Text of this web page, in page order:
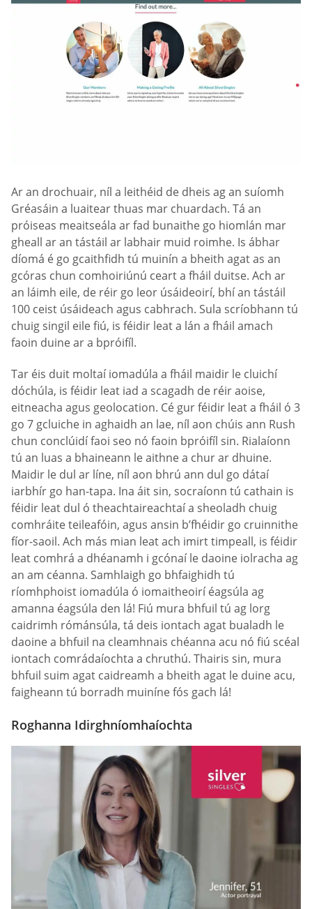
Ar an drochuair, níl a leithéid de dheis ag an suíomh
Gréasáin a luaitear thuas mar chuardach. Tá an
próiseas meaitseála ar fad bunaithe go hiomlán mar
gheall ar an tástáil ar labhair muid roimhe. Is ábhar
díomá é go gcaithfidh tú muinín a bheith agat as an
gcóras chun comhoiriúnú ceart a fháil duitse. Ach ar
an láimh eile, de réir go leor úsáideoirí, bhí an tástáil
100 ceist úsáideach agus cabhrach. Sula scríobhann tú
chuig singil eile fiú, is féidir leat a lán a fháil amach
faoin duine ar a bpróifíl.
Tar éis duit moltaí iomadúla a fháil maidir le cluichí
dóchúla, is féidir leat iad a scagadh de réir aoise,
eitneacha agus geolocation. Cé gur féidir leat a fháil ó 3
go 7 gcluiche in aghaidh an lae, níl aon chúis ann Rush
chun conclúidí faoi seo nó faoin bpróifíl sin. Rialaíonn
tú an luas a bhaineann le aithne a chur ar dhuine.
Maidir le dul ar líne, níl aon bhrú ann dul go dátaí
iarbhír go han-tapa. Ina áit sin, socraíonn tú cathain is
féidir leat dul ó theachtaireachtaí a sheoladh chuig
comhráite teileafóin, agus ansin b’fhéidir go cruinnithe
fíor-saoil. Ach más mian leat ach imirt timpeall, is féidir
leat comhrá a dhéanamh i gcónaí le daoine iolracha ag
an am céanna. Samhlaigh go bhfaighidh tú
ríomhphoist iomadúla ó iomaitheoirí éagsúla ag
amanna éagsúla den lá! Fiú mura bhfuil tú ag lorg
caidrimh rómánsúla, tá deis iontach agat bualadh le
daoine a bhfuil na cleamhnais chéanna acu nó fiú scéal
iontach comrádaíochta a chruthú. Thairis sin, mura
bhfuil suim agat caidreamh a bheith agat le duine acu,
faigheann tú borradh muiníne fós gach lá!
Roghanna Idirghníomhaíochta